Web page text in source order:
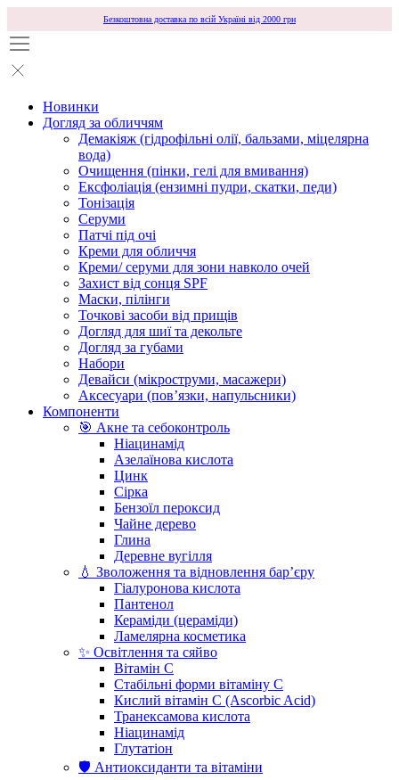
Безкоштовна доставка по всій Україні від 2000 грн
Новинки
Догляд за обличчям
Демакіяж (гідрофільні олії, бальзами, міцелярна
вода)
Очищення (пінки, гелі для вмивання)
Ексфоліація (ензимні пудри, скатки, педи)
Тонізація
Серуми
Патчі під очі
Креми для обличчя
Креми/ серуми для зони навколо очей
Захист від сонця SPF
Маски, пілінги
Точкові засоби від прищів
Догляд для шиї та декольте
Догляд за губами
Набори
Девайси (мікроструми, масажери)
Аксесуари (повʼязки, напульсники)
Компоненти
🎯 Акне та себоконтроль
Ніацинамід
Азелаїнова кислота
Цинк
Сірка
Бензоїл пероксид
Чайне дерево
Глина
Деревне вугілля
💧 Зволоження та відновлення бар’єру
Гіалуронова кислота
Пантенол
Кераміди (цераміди)
Ламелярна косметика
✨ Освітлення та сяйво
Вітамін С
Стабільні форми вітаміну С
Кислий вітамін С (Ascorbic Acid)
Транексамова кислота
Ніацинамід
Глутатіон
🛡️ Антиоксиданти та вітаміни